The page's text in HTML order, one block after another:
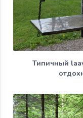
Типичный